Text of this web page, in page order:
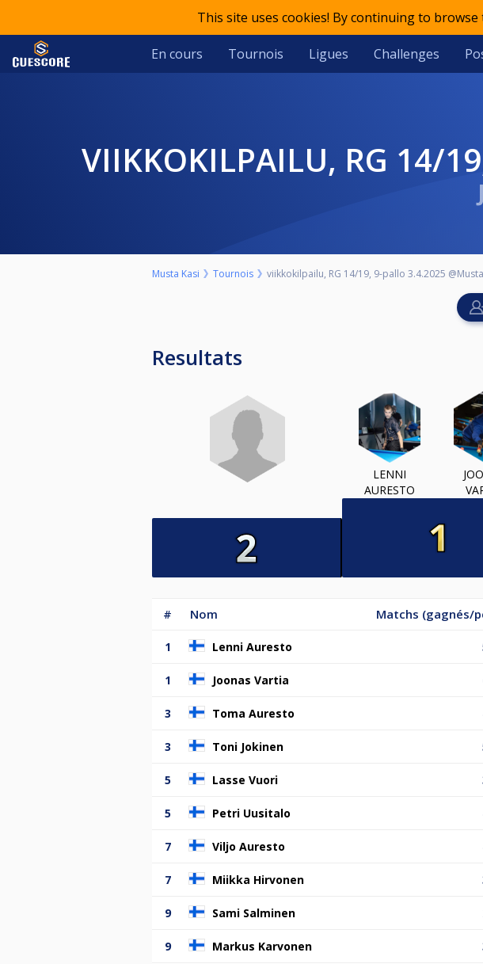
This site uses cookies! By continuing to
En cours Tournois Ligues Challenges
VIIKKOKILPAILU, RG 14/
Musta Kasi Tournois viikkokilpailu, RG 14/19, 9-pallo 3.4.2025
Resultats
LENNI
AURESTO
# Nom Matchs (gagnés/
1 Lenni Auresto
1 Joonas Vartia
3 Toma Auresto
3 Toni Jokinen
5 Lasse Vuori
5 Petri Uusitalo
7 Viljo Auresto
7 Miikka Hirvonen
9 Sami Salminen
9 Markus Karvonen